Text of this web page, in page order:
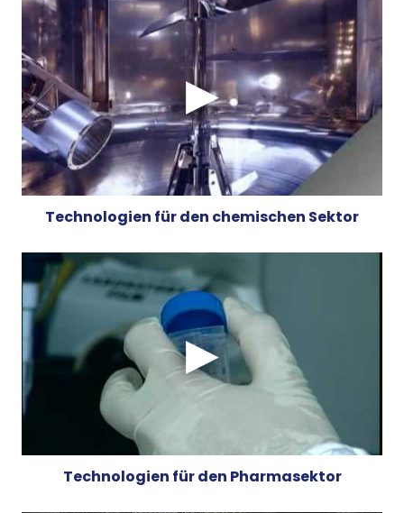
Technologien für den chemischen Sektor
Technologien für den Pharmasektor